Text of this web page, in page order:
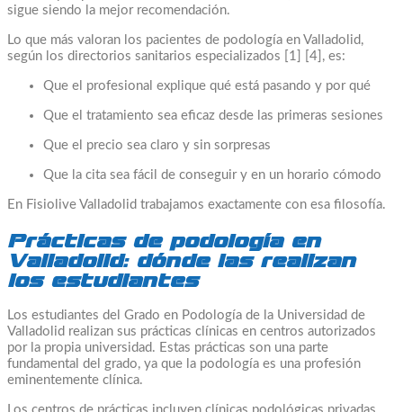
sigue siendo la mejor recomendación.
Lo que más valoran los pacientes de podología en Valladolid,
según los directorios sanitarios especializados [1] [4], es:
Que el profesional explique qué está pasando y por qué
Que el tratamiento sea eficaz desde las primeras sesiones
Que el precio sea claro y sin sorpresas
Que la cita sea fácil de conseguir y en un horario cómodo
En Fisiolive Valladolid trabajamos exactamente con esa filosofía.
Prácticas de podología en
Valladolid: dónde las realizan
los estudiantes
Los estudiantes del Grado en Podología de la Universidad de
Valladolid realizan sus prácticas clínicas en centros autorizados
por la propia universidad. Estas prácticas son una parte
fundamental del grado, ya que la podología es una profesión
eminentemente clínica.